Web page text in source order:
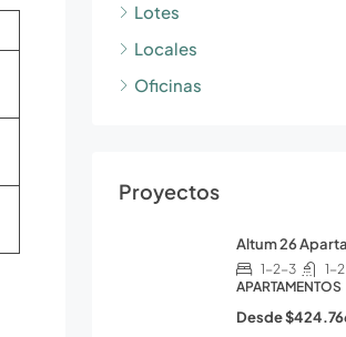
Lotes
Locales
Oficinas
Proyectos
Altum 26
1-2-3 1-2
APARTAMENTOS
Desde